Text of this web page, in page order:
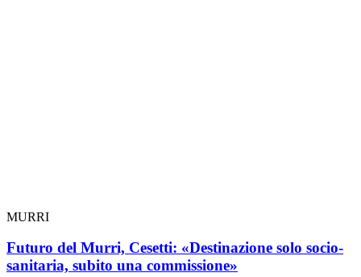
MURRI
Futuro del Murri, Cesetti: «Destinazione solo socio-
sanitaria, subito una commissione»